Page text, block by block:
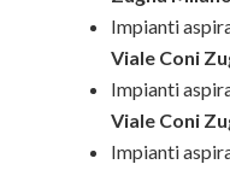
Impianti
Viale Coni
Impianti
Viale Coni
Impianti